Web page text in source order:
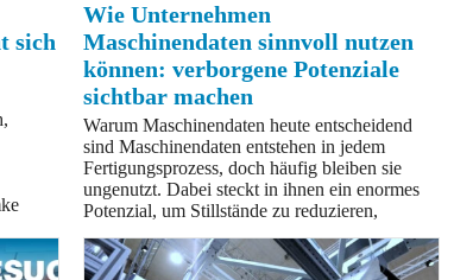
sich
Wie Unternehmen
Maschinendaten sinnvoll nutzen
können: verborgene Potenziale
sichtbar machen
Warum Maschinendaten heute entscheidend
sind Maschinendaten entstehen in jedem
Fertigungsprozess, doch häufig bleiben sie
ungenutzt. Dabei steckt in ihnen ein enormes
Potenzial, um Stillstände zu reduzieren,